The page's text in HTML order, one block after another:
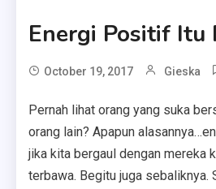
Energi Positif Itu
October 19, 2017 Gieska
Pernah lihat orang yang suka
orang lain? Apapun
jika kita bergaul dengan mereka
terbawa. Begitu juga sebaliknya.